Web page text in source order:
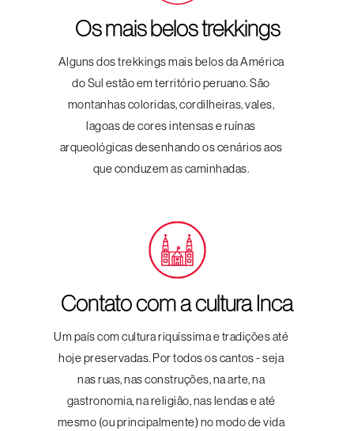
Os mais belos trekkings
Alguns dos trekkings mais belos da América
do Sul estão em território peruano. São
montanhas coloridas, cordilheiras, vales,
lagoas de cores intensas e ruínas
arqueológicas desenhando os cenários aos
que conduzem as caminhadas.
Contato com a cultura Inca
Um país com cultura riquíssima e tradições até
hoje preservadas. Por todos os cantos - seja
nas ruas, nas construções, na arte, na
gastronomia, na religião, nas lendas e até
mesmo (ou principalmente) no modo de vida